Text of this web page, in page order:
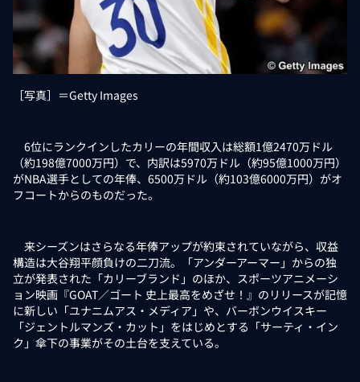
［写真］＝Getty Images
6位にランクインしたカリーの年間収入は総額1億2470万ドル
（約198億7000万円）で、内訳は5970万ドル（約95億1000万円）
がNBA選手としての年俸、6500万ドル（約103億6000万円）がオ
フコートからのものだった。
来シーズンはさらなる年俸アップが約束されていながら、収益
構造は大谷翔平顔負けの二刀流。「アンダーアーマー」からの独
立が発表された「カリーブランド」のほか、スポーツアニメーシ
ョン映画『GOAT／ゴート 史上最高をめざせ！』のリリースが記憶
に新しい「ユナニムアス・メディア」や、バーボンウイスキー
「ジェントルマンズ・カット」をはじめとする「サーティ・イン
ク」傘下の事業がその土台を支えている。